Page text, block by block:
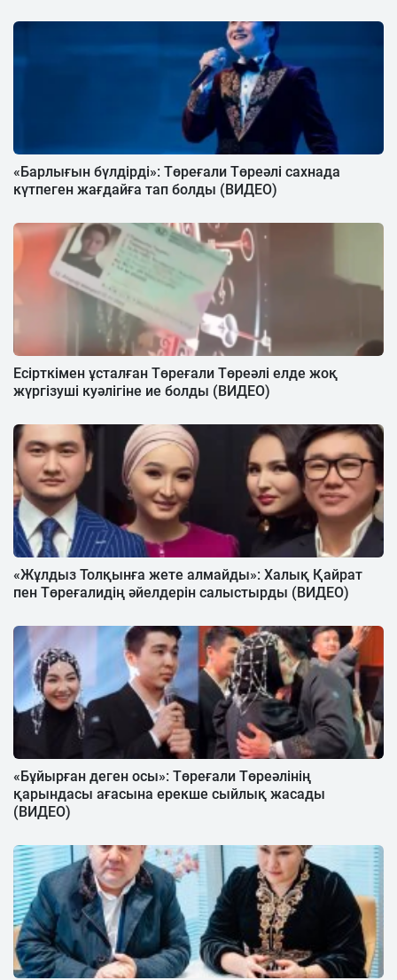
«Барлығын бүлдірді»: Төреғали Төреәлі сахнада
күтпеген жағдайға тап болды (ВИДЕО)
Есірткімен ұсталған Төреғали Төреәлі елде жоқ
жүргізуші куәлігіне ие болды (ВИДЕО)
«Жұлдыз Толқынға жете алмайды»: Халық Қайрат
пен Төреғалидің әйелдерін салыстырды (ВИДЕО)
«Бұйырған деген осы»: Төреғали Төреәлінің
қарындасы ағасына ерекше сыйлық жасады
(ВИДЕО)